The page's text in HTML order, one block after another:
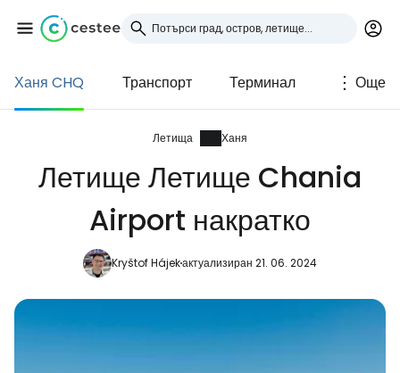
Ханя CHQ Транспорт Терминал Още
Летища Ханя
Летище Летище Chania
Airport накратко
Kryštof Hájekактуализиран 21. 06. 2024
Влезте в Cestee
... световната общност на туристите
Продължете с Google
Продължете с Facebook